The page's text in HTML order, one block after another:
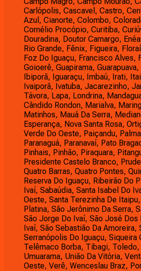
Carlópolis, Cascavel, Castro,
Azul, Cianorte, Colombo,
Cornélio Procópio, Curitiba,
Douradina, Doutor Camargo,
Rio Grande, Fênix, Figueira,
Foz Do Iguaçu, Francisco Alves,
Goioerê, Guapirama,
Ibiporã, Iguaraçu, Imbaú, Irati,
Ivaiporã, Ivatuba, Jacarezinho,
Távora, Lapa, Londrina,
Cândido Rondon, Marialva,
Matinhos, Mauá Da Serra,
Esperança, Nova Santa Rosa,
Verde Do Oeste, Paiçandu,
Paranaguá, Paranavaí, Pato
Pinhais, Pinhão, Piraquara,
Presidente Castelo Branco,
Quatro Barras, Quatro Pontes,
Reserva Do Iguaçu, Ribeirão Do
Ivaí, Sabaúdia, Santa Isabel Do
Oeste, Santa Terezinha De
Platina, São Jerônimo Da Serra,
São Jorge Do Ivaí, São José Dos
Ivaí, São Sebastião Da Amoreira,
Serranópolis Do Iguaçu, Siqueira
Telêmaco Borba, Tibagi,
Umuarama, União Da Vitória,
Oeste, Verê, Wenceslau Braz,